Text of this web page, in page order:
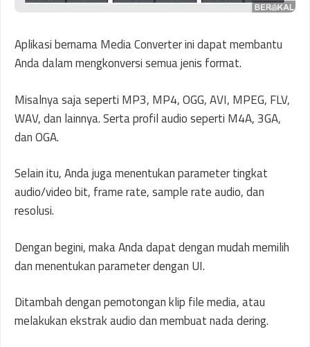
Aplikasi bernama Media Converter ini dapat membantu
Anda dalam mengkonversi semua jenis format.
Misalnya saja seperti MP3, MP4, OGG, AVI, MPEG, FLV,
WAV, dan lainnya. Serta profil audio seperti M4A, 3GA,
dan OGA.
Selain itu, Anda juga menentukan parameter tingkat
audio/video bit, frame rate, sample rate audio, dan
resolusi.
Dengan begini, maka Anda dapat dengan mudah memilih
dan menentukan parameter dengan UI.
Ditambah dengan pemotongan klip file media, atau
melakukan ekstrak audio dan membuat nada dering.